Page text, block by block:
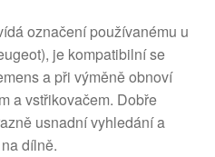
označení používanému u
je kompatibilní se
a při výměně obnoví
a vstřikovačem. Dobře
usnadní vyhledání a
dílně.